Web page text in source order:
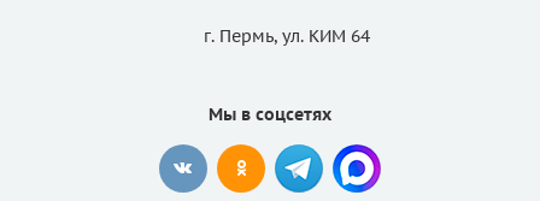
г. Пермь, ул. КИМ 64
Мы в соцсетях